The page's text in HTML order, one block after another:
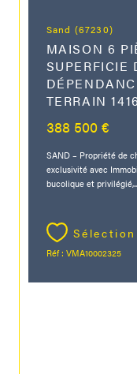
Sand (67230)
MAISON 6
SUPERFICIE
TERRAIN
388 500 €
SAND – Propriété de
exclusivité avec
bucolique et
Réf : VMA10002325